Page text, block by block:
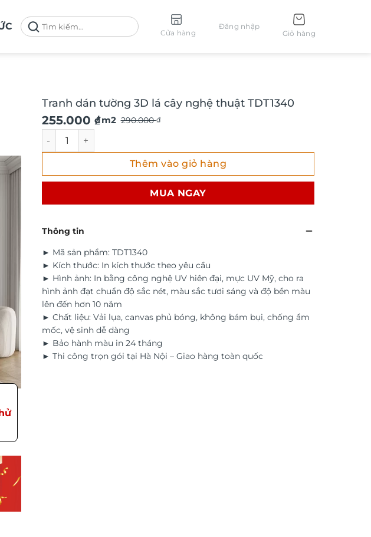
Tìm
kiếm:
Cửa hàng
Đăng nhập
Giỏ hàng
Tranh dán tường 3D lá cây nghệ thuật TDT1340
290.000₫
Giá
gốc
là:
290.000 ₫.
255.000 ₫
Giá
hiện
tại
là:
/ m2
Tranh dán tường 3D lá cây nghệ thuật TDT1340 số lượng
Thêm vào giỏ hàng
MUA NGAY
Thông tin
► Mã sản phẩm: TDT1340
► Kích thước: In kích thước theo yêu cầu
► Hình ảnh: In bằng công nghệ UV hiên đại, mực UV Mỹ, cho ra
hình ảnh đạt chuẩn độ sắc nét, màu sắc tươi sáng và độ bền màu
lên đến hơn 10 năm
► Chất liệu: Vải lụa, canvas phủ bóng, không bám bụi, chống ẩm
mốc, vệ sinh dễ dàng
► Bảo hành màu in 24 tháng
► Thi công trọn gói tại Hà Nội – Giao hàng toàn quốc